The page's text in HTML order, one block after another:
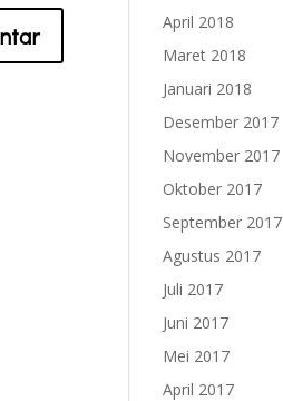
April 2018
Maret 2018
Januari 2018
Desember 2017
November 2017
Oktober 2017
September 2017
Agustus 2017
Juli 2017
Juni 2017
Mei 2017
April 2017